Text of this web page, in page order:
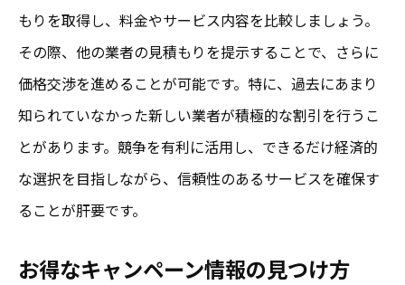
もりを取得し、料金やサービス内容を比較しましょう。
その際、他の業者の見積もりを提示することで、さらに
価格交渉を進めることが可能です。特に、過去にあまり
知られていなかった新しい業者が積極的な割引を行うこ
とがあります。競争を有利に活用し、できるだけ経済的
な選択を目指しながら、信頼性のあるサービスを確保す
ることが肝要です。
お得なキャンペーン情報の見つけ方